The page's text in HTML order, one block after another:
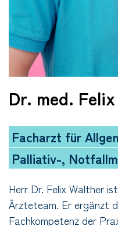
Dr. med.
Facharzt für
Palliativ-,
Herr Dr. Felix Walther
Ärzteteam. Er ergänzt
Fachkompetenz der